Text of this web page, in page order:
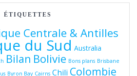
ÉTIQUETTES
Centrale & Antilles
du Sud Australia
Bilan Bolivie Bons plans Brisbane
Byron Bay Cairns Chili Colombie